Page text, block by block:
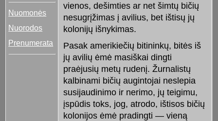
Nuomonės
Nuorodos
Prenumerata
vienos, dešimties ar net šimtų bičių
nesugrįžimas į avilius, bet ištisų jų
kolonijų išnykimas.
Pasak amerikiečių bitininkų, bitės iš
jų avilių ėmė masiškai dingti
praėjusių metų rudenį. Žurnalistų
kalbinami bičių augintojai neslepia
susijaudinimo ir nerimo, jų teigimu,
įspūdis toks, jog, atrodo, ištisos bičių
kolonijos ėmė pradingti — vieną